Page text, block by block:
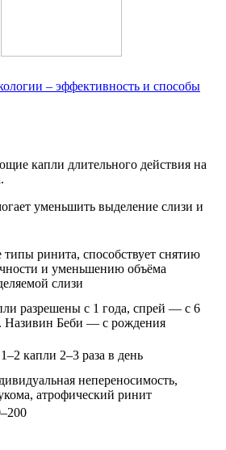
– эффективность и способы
капли длительного действия на
уменьшить выделение слизи и
типы ринита, способствует снятию
и уменьшению объёма
слизи
разрешены с 1 года, спрей — с 6
Називин Беби — с рождения
капли 2–3 раза в день
непереносимость,
атрофический ринит